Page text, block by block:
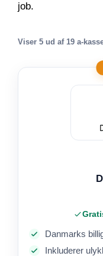
job.
Viser 5 ud af 19 a-
Danmarks
Inkluderer